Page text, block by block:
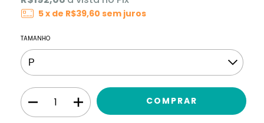
5x de R$39,60 sem juros
TAMANHO